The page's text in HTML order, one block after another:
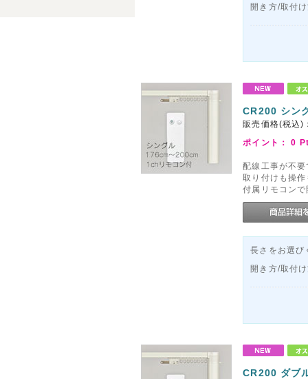
開き方/取付
CR200 シン
販売価格(税込)
ポイント：0
配線工事が不
取り付けも操
付属リモコン
長さをお選
開き方/取付
CR200 ダブ